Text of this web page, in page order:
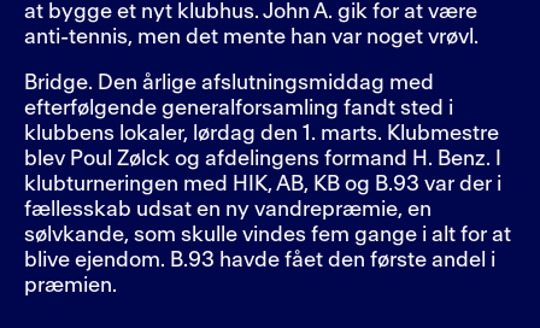
at bygge et nyt klubhus. John A. gik for at være
anti-tennis, men det mente han var noget vrøvl.
Bridge. Den årlige afslutningsmiddag med
efterfølgende generalforsamling fandt sted i
klubbens lokaler, lørdag den 1. marts. Klubmestre
blev Poul Zølck og afdelingens formand H. Benz. I
klubturneringen med HIK, AB, KB og B.93 var der i
fællesskab udsat en ny vandrepræmie, en
sølvkande, som skulle vindes fem gange i alt for at
blive ejendom. B.93 havde fået den første andel i
præmien.